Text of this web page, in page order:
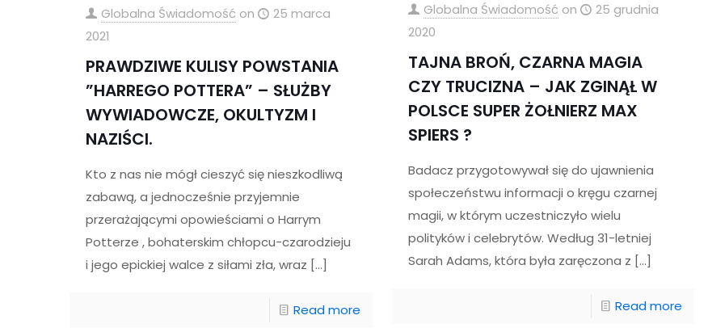
Globalna Świadomość on
25 marca
2021
PRAWDZIWE KULISY POWSTANIA
”HARREGO POTTERA” – SŁUŻBY
WYWIADOWCZE, OKULTYZM I
NAZIŚCI.
Kto z nas nie mógł cieszyć się nieszkodliwą
zabawą, a jednocześnie przyjemnie
przerażającymi opowieściami o Harrym
Potterze , bohaterskim chłopcu-czarodzieju
i jego epickiej walce z siłami zła, wraz […]
Read more
Globalna Świadomość on
25 grudnia
2020
TAJNA BROŃ, CZARNA MAGIA
CZY TRUCIZNA – JAK ZGINĄŁ W
POLSCE SUPER ŻOŁNIERZ MAX
SPIERS ?
Badacz przygotowywał się do ujawnienia
społeczeństwu informacji o kręgu czarnej
magii, w którym uczestniczyło wielu
polityków i celebrytów. Według 31-letniej
Sarah Adams, która była zaręczona z […]
Read more